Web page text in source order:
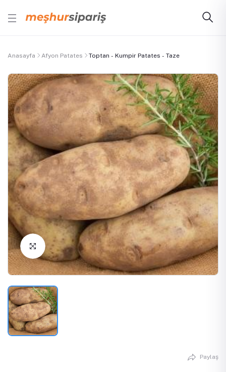
Anasayfa Afyon Patates Toptan - Kumpir Patates - Taze
Click to Enlarge
Paylaş